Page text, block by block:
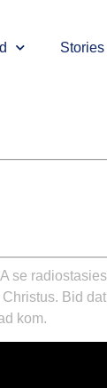
Stories
se
Bid
kom.